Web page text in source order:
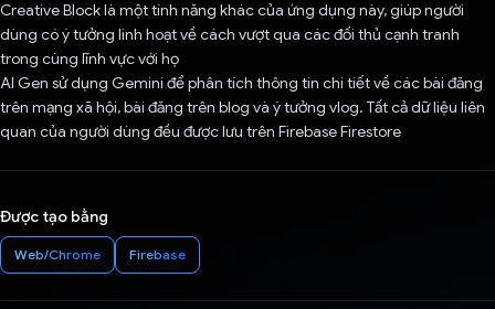
Creative Block là một tính năng khác của ứng dụng này, giúp người
dùng có ý tưởng linh hoạt về cách vượt qua các đối thủ cạnh tranh
trong cùng lĩnh vực với họ
AI Gen sử dụng Gemini để phân tích thông tin chi tiết về các bài đăng
trên mạng xã hội, bài đăng trên blog và ý tưởng vlog. Tất cả dữ liệu liên
quan của người dùng đều được lưu trên Firebase Firestore
Được tạo bằng
Web/Chrome Firebase